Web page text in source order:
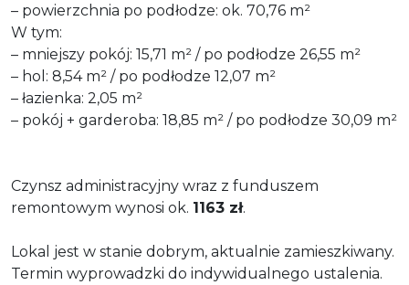
– powierzchnia po podłodze: ok. 70,76 m²
W tym:
– mniejszy pokój: 15,71 m² / po podłodze 26,55 m²
– hol: 8,54 m² / po podłodze 12,07 m²
– łazienka: 2,05 m²
– pokój + garderoba: 18,85 m² / po podłodze 30,09 m²
Czynsz administracyjny wraz z funduszem
remontowym wynosi ok. 1163 zł.
Lokal jest w stanie dobrym, aktualnie zamieszkiwany.
Termin wyprowadzki do indywidualnego ustalenia.